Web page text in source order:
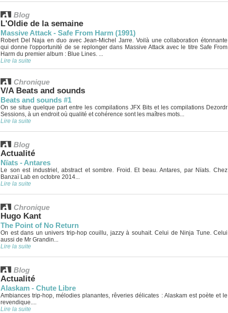
Blog
L'Oldie de la semaine
Massive Attack - Safe From Harm (1991)
Robert Del Naja en duo avec Jean-Michel Jarre. Voilà une collaboration étonnante
qui donne l'opportunité de se replonger dans Massive Attack avec le titre Safe From
Harm du premier album : Blue Lines. ...
Lire la suite
Chronique
V/A Beats and sounds
Beats and sounds #1
On se situe quelque part entre les compilations JFX Bits et les compilations Dezordr
Sessions, à un endroit où qualité et cohérence sont les maîtres mots...
Lire la suite
Blog
Actualité
Nïats - Antares
Le son est industriel, abstract et sombre. Froid. Et beau. Antares, par Nïats. Chez
Banzaï Lab en octobre 2014...
Lire la suite
Chronique
Hugo Kant
The Point of No Return
On est dans un univers trip-hop couillu, jazzy à souhait. Celui de Ninja Tune. Celui
aussi de Mr Grandin...
Lire la suite
Blog
Actualité
Alaskam - Chute Libre
Ambiances trip-hop, mélodies planantes, rêveries délicates : Alaskam est poète et le
revendique....
Lire la suite